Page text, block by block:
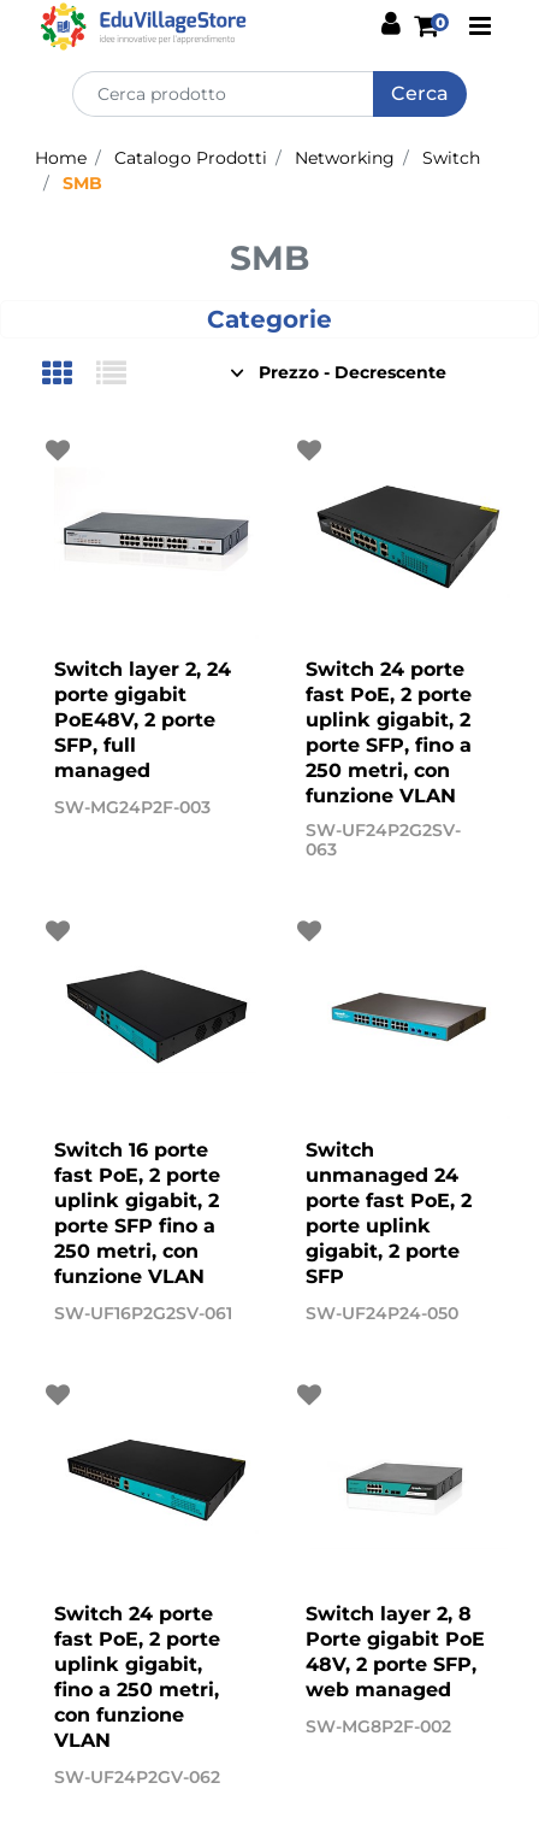
0
Home Catalogo Prodotti Networking
Switch
SMB
SMB
Categorie
Switch layer 2, 24
porte gigabit
PoE48V, 2 porte
SFP, full
managed
SW-MG24P2F-003
Switch 24 porte
fast PoE, 2 porte
uplink gigabit, 2
porte SFP, fino a
250 metri, con
funzione VLAN
SW-UF24P2G2SV-
063
Switch 16 porte
fast PoE, 2 porte
uplink gigabit, 2
porte SFP fino a
250 metri, con
funzione VLAN
SW-UF16P2G2SV-061
Switch
unmanaged 24
porte fast PoE, 2
porte uplink
gigabit, 2 porte
SFP
SW-UF24P24-050
Switch 24 porte
fast PoE, 2 porte
uplink gigabit,
fino a 250 metri,
con funzione
VLAN
SW-UF24P2GV-062
Switch layer 2, 8
Porte gigabit PoE
48V, 2 porte SFP,
web managed
SW-MG8P2F-002